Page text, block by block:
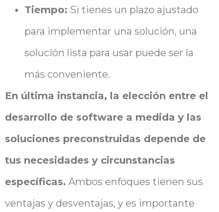
Tiempo: Si tienes un plazo ajustado
para implementar una solución, una
solución lista para usar puede ser la
más conveniente.
En última instancia, la elección entre el
desarrollo de software a medida y las
soluciones preconstruidas depende de
tus necesidades y circunstancias
específicas. Ambos enfoques tienen sus
ventajas y desventajas, y es importante